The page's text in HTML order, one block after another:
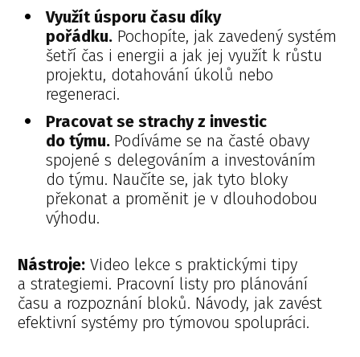
Využít úsporu času díky
pořádku. Pochopíte, jak zavedený systém
šetří čas i energii a jak jej využít k růstu
projektu, dotahování úkolů nebo
regeneraci.
Pracovat se strachy z investic
do týmu. Podíváme se na časté obavy
spojené s delegováním a investováním
do týmu. Naučíte se, jak tyto bloky
překonat a proměnit je v dlouhodobou
výhodu.
Nástroje: Video lekce s praktickými tipy
a strategiemi. Pracovní listy pro plánování
času a rozpoznání bloků. Návody, jak zavést
efektivní systémy pro týmovou spolupráci.